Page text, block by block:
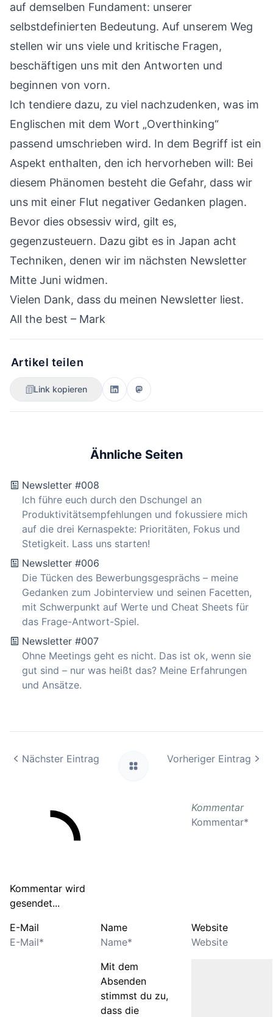
auf demselben Fundament: unserer
selbstdefinierten Bedeutung. Auf unserem Weg
stellen wir uns viele und kritische Fragen,
beschäftigen uns mit den Antworten und
beginnen von vorn.
Ich tendiere dazu, zu viel nachzudenken, was im
Englischen mit dem Wort „Overthinking“
passend umschrieben wird. In dem Begriff ist ein
Aspekt enthalten, den ich hervorheben will: Bei
diesem Phänomen besteht die Gefahr, dass wir
uns mit einer Flut negativer Gedanken plagen.
Bevor dies obsessiv wird, gilt es,
gegenzusteuern. Dazu gibt es in Japan acht
Techniken, denen wir im nächsten Newsletter
Mitte Juni widmen.
Vielen Dank, dass du meinen Newsletter liest.
All the best – Mark
Artikel teilen
Link kopieren
Ähnliche Seiten
Newsletter #008
Ich führe euch durch den Dschungel an
Produktivitätsempfehlungen und fokussiere mich
auf die drei Kernaspekte: Prioritäten, Fokus und
Stetigkeit. Lass uns starten!
Newsletter #006
Die Tücken des Bewerbungsgesprächs – meine
Gedanken zum Jobinterview und seinen Facetten,
mit Schwerpunkt auf Werte und Cheat Sheets für
das Frage-Antwort-Spiel.
Newsletter #007
Ohne Meetings geht es nicht. Das ist ok, wenn sie
gut sind – nur was heißt das? Meine Erfahrungen
und Ansätze.
Nächster Eintrag Vorheriger Eintrag
Kommentar wird
gesendet...
Kommentar
E-Mail Name Website
Mit dem
Absenden
stimmst du zu,
dass die